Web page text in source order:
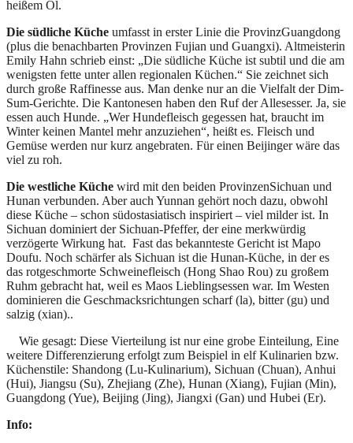
heißem Öl.
Die südliche Küche umfasst in erster Linie die ProvinzGuangdong
(plus die benachbarten Provinzen Fujian und Guangxi). Altmeisterin
Emily Hahn schrieb einst: „Die südliche Küche ist subtil und die am
wenigsten fette unter allen regionalen Küchen.“ Sie zeichnet sich
durch große Raffinesse aus. Man denke nur an die Vielfalt der Dim-
Sum-Gerichte. Die Kantonesen haben den Ruf der Allesesser. Ja, sie
essen auch Hunde. „Wer Hundefleisch gegessen hat, braucht im
Winter keinen Mantel mehr anzuziehen“, heißt es. Fleisch und
Gemüse werden nur kurz angebraten. Für einen Beijinger wäre das
viel zu roh.
Die westliche Küche wird mit den beiden ProvinzenSichuan und
Hunan verbunden. Aber auch Yunnan gehört noch dazu, obwohl
diese Küche – schon südostasiatisch inspiriert – viel milder ist. In
Sichuan dominiert der Sichuan-Pfeffer, der eine merkwürdig
verzögerte Wirkung hat. Fast das bekannteste Gericht ist Mapo
Doufu. Noch schärfer als Sichuan ist die Hunan-Küche, in der es
das rotgeschmorte Schweinefleisch (Hong Shao Rou) zu großem
Ruhm gebracht hat, weil es Maos Lieblingsessen war. Im Westen
dominieren die Geschmacksrichtungen scharf (la), bitter (gu) und
salzig (xian)..
Wie gesagt: Diese Vierteilung ist nur eine grobe Einteilung, Eine
weitere Differenzierung erfolgt zum Beispiel in elf Kulinarien bzw.
Küchenstile: Shandong (Lu-Kulinarium), Sichuan (Chuan), Anhui
(Hui), Jiangsu (Su), Zhejiang (Zhe), Hunan (Xiang), Fujian (Min),
Guangdong (Yue), Beijing (Jing), Jiangxi (Gan) und Hubei (Er).
Info: